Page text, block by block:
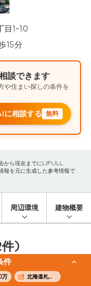
件
万 北海道札幌市白石区
目1-10
15分
談できます
や住まい探しの条件を
に相談する 無料
から現在までにLIFULL
報を元に生成した参考情報で
周辺環境 建物概要
)